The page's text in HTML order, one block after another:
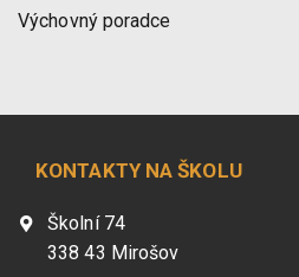
Výchovný poradce
KONTAKTY NA ŠKOLU
Školní 74
338 43 Mirošov